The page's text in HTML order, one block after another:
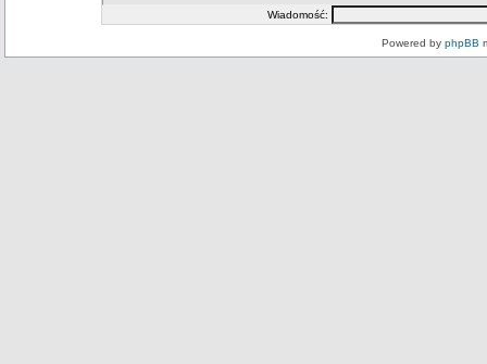
Wiadomość:
Powered by phpBB